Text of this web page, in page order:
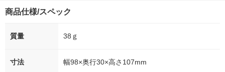
商品仕様/スペック
質量 38ｇ
寸法 幅98×奥行30×高さ107mm